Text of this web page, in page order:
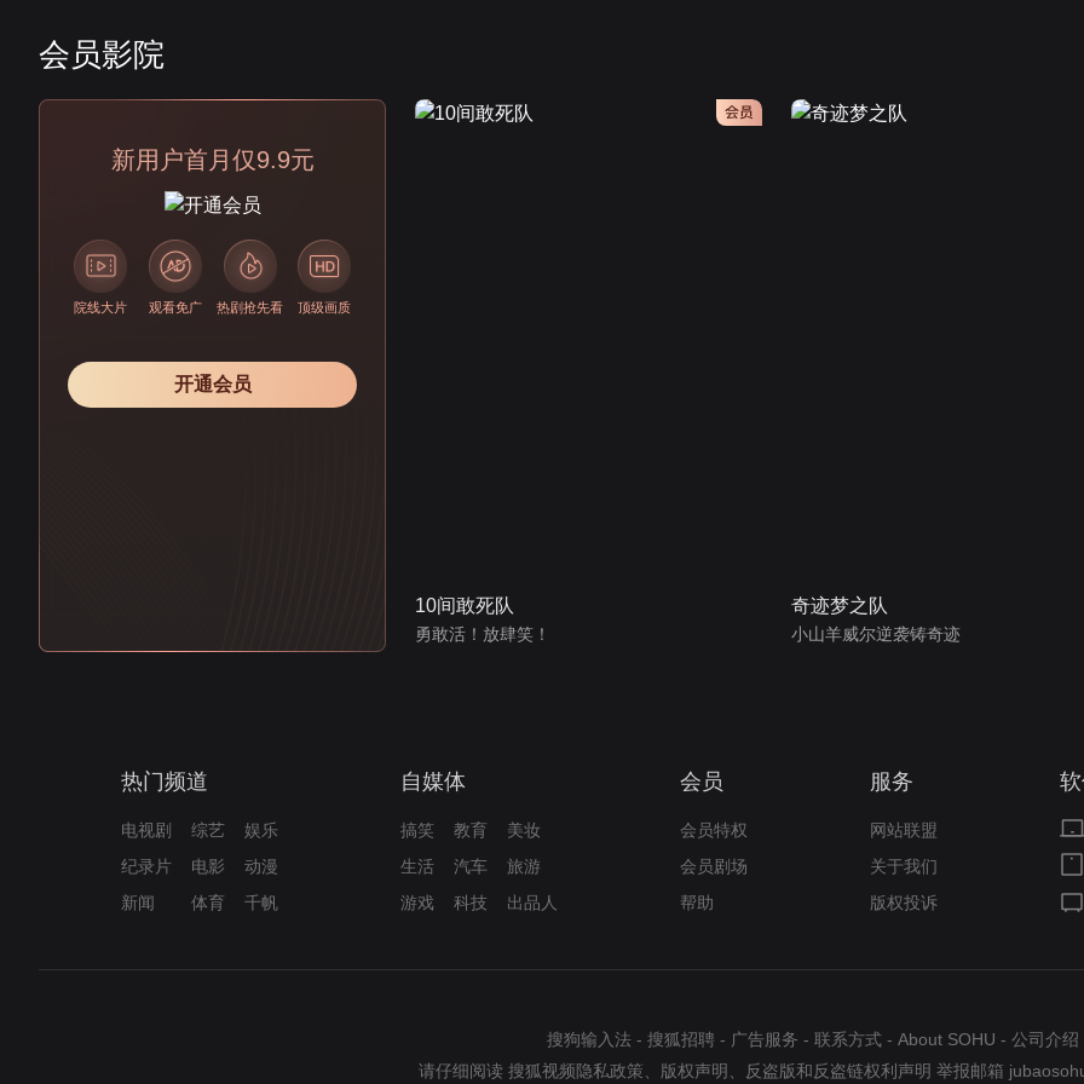
会员影院
新用户首月仅9.9元
院线大片 观看免广 热剧抢先看 顶级画质
开通会员
会员
10间敢死队
勇敢活！放肆笑！
奇迹梦之队
小山羊威尔逆袭铸奇迹
热门频道
电视剧 综艺
娱乐
纪录片
电影
动漫
新闻
体育 千帆
自媒体
搞笑 教育
美妆
生活
汽车
旅游
游戏
科技 出品人
会员
会员特权
会员剧场
帮助
服务
网站联盟
关于我们
版权投诉
搜狗输入法 - 搜狐招聘 - 广告服务 - 联系方式 - About SOHU - 公司介绍
请仔细阅读 搜狐视频隐私政策、 版权声明 、 反盗版和反盗链权利声明 举报邮箱